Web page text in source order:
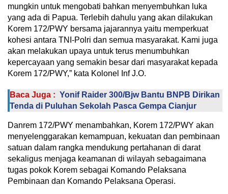
mungkin untuk mengobati bahkan menyembuhkan luka
yang ada di Papua. Terlebih dahulu yang akan dilakukan
Korem 172/PWY bersama jajarannya yaitu memperkuat
kohesi antara TNI-Polri dan semua masyarakat. Kami juga
akan melakukan upaya untuk terus menumbuhkan
kepercayaan yang semakin besar dari masyarakat kepada
Korem 172/PWY,” kata Kolonel Inf J.O.
Baca Juga : Yonif Raider 300/Bjw Bantu BNPB Dirikan
Tenda di Puluhan Sekolah Pasca Gempa Cianjur
Danrem 172/PWY menambahkan, Korem 172/PWY akan
menyelenggarakan kemampuan, kekuatan dan pembinaan
satuan dalam rangka mendukung pertahanan di darat
sekaligus menjaga keamanan di wilayah sebagaimana
tugas pokok Korem sebagai Komando Pelaksana
Pembinaan dan Komando Pelaksana Operasi.